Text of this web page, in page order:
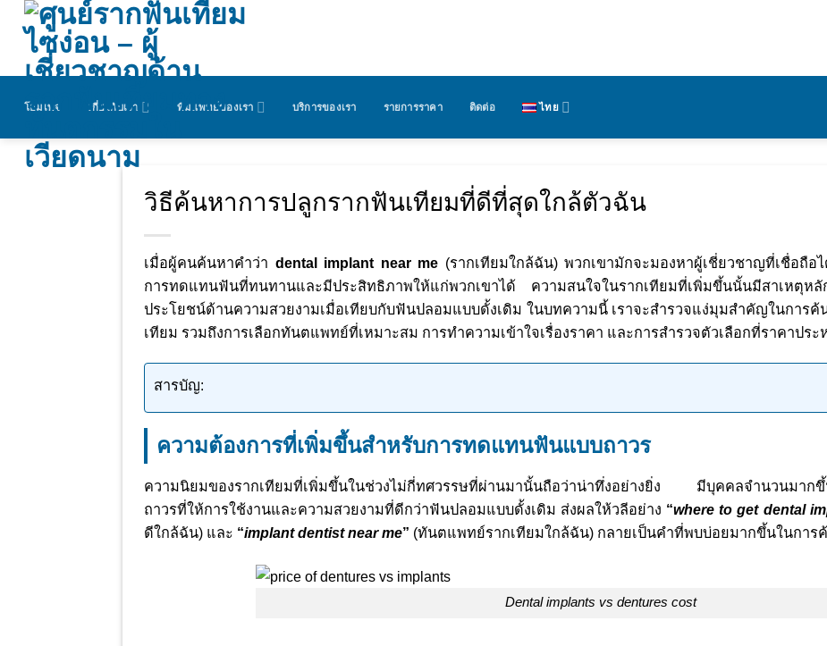
ข้าม
เนื้อหา
โฮมเพจ เกี่ยวกับเรา ทีมแพทย์ของเรา บริการของเรา รายการราคา ติดต่อ ไทย
วิธีค้นหาการปลูกรากฟันเทียมที่ดีที่สุดใกล้ตัวฉัน
เมื่อผู้คนค้นหาคำว่า dental implant near me (รากเทียมใกล้ฉัน) พวกเขามักจะมองหาผู้เชี่ยวชาญที่เชื่อถื
การทดแทนฟันที่ทนทานและมีประสิทธิภาพให้แก่พวกเขาได้ ความสนใจในรากเทียมที่เพิ่มขึ้นนั้นมีสาเหตุหลั
ประโยชน์ด้านความสวยงามเมื่อเทียบกับฟันปลอมแบบดั้งเดิม ในบทความนี้ เราจะสำรวจแง่มุมสำคัญในการ
เทียม รวมถึงการเลือกทันตแพทย์ที่เหมาะสม การทำความเข้าใจเรื่องราคา และการสำรวจตัวเลือกที่ราคาประ
สารบัญ:
ความต้องการที่เพิ่มขึ้นสำหรับการทดแทนฟันแบบถาวร
ความนิยมของรากเทียมที่เพิ่มขึ้นในช่วงไม่กี่ทศวรรษที่ผ่านมานั้นถือว่าน่าทึ่งอย่างยิ่ง มีบุคคลจำนวนมาก
ถาวรที่ให้การใช้งานและความสวยงามที่ดีกว่าฟันปลอมแบบดั้งเดิม ส่งผลให้วลีอย่าง “where to get dental
ดีใกล้ฉัน) และ “implant dentist near me” (ทันตแพทย์รากเทียมใกล้ฉัน) กลายเป็นคำที่พบบ่อยมากขึ้นในการ
dental implants vs dentures cost